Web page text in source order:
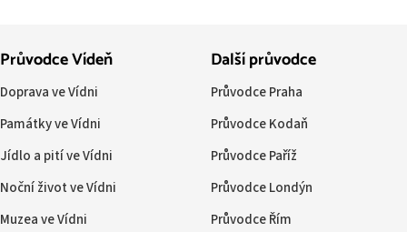
Průvodce Vídeň
Doprava ve Vídni
Památky ve Vídni
Jídlo a pití ve Vídni
Noční život ve Vídni
Muzea ve Vídni
Další průvodce
Průvodce Praha
Průvodce Kodaň
Průvodce Paříž
Průvodce Londýn
Průvodce Řím